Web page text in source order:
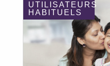
UTILISATEURS
HABITUELS